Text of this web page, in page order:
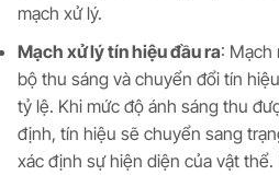
mạch xử lý.
Mạch xử lý tín hiệu đầu ra: Mạch
bộ thu sáng và chuyển đổi tín
tỷ lệ. Khi mức độ ánh sáng thu
định, tín hiệu sẽ chuyển sang
xác định sự hiện diện của vật